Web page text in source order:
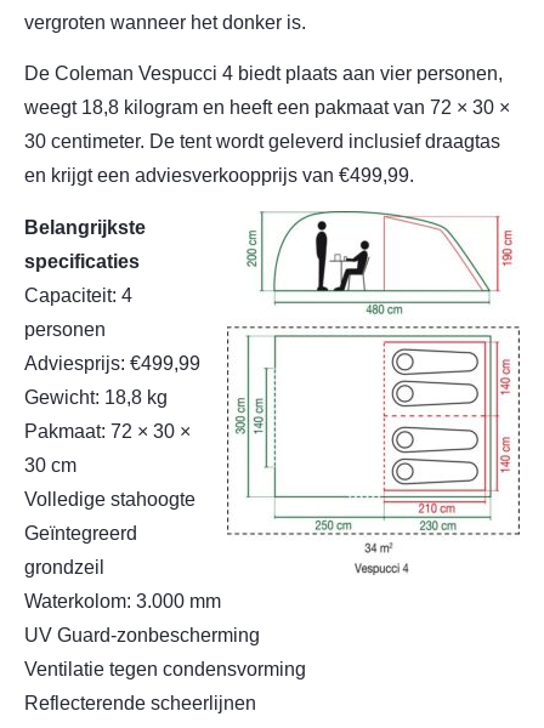
vergroten wanneer het donker is.
De Coleman Vespucci 4 biedt plaats aan vier personen,
weegt 18,8 kilogram en heeft een pakmaat van 72 × 30 ×
30 centimeter. De tent wordt geleverd inclusief draagtas
en krijgt een adviesverkoopprijs van €499,99.
Belangrijkste
specificaties
Capaciteit: 4
personen
Adviesprijs: €499,99
Gewicht: 18,8 kg
Pakmaat: 72 × 30 ×
30 cm
Volledige stahoogte
Geïntegreerd
grondzeil
Waterkolom: 3.000 mm
UV Guard-zonbescherming
Ventilatie tegen condensvorming
Reflecterende scheerlijnen